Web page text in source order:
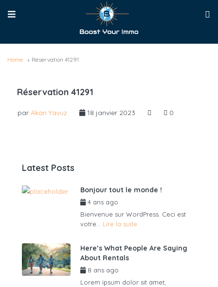
Home Réservation 41291
Réservation 41291
par Akan Yavuz 18 janvier 2023 0
Latest Posts
Bonjour tout le monde !
4 ans ago
Bienvenue sur WordPress. Ceci est
votre... Lire la suite
Here’s What People Are Saying
About Rentals
8 ans ago
Lorem ipsum dolor sit amet,